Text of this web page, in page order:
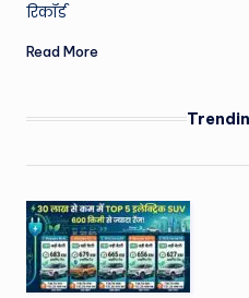
e
N
s
A
ro
u
रिकॉर्ड
Read More